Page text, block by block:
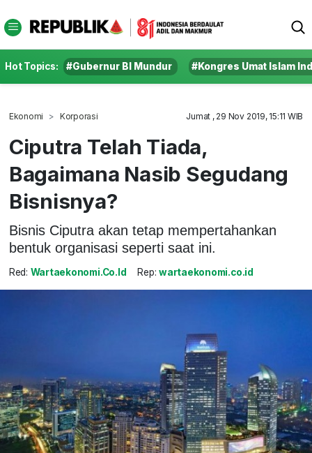
Hot Topics: #Gubernur BI Mundur #Kongres Umat Islam
Ekonomi Korporasi Jumat , 29 Nov 2019, 15:11 WIB
Ciputra Telah Tiada,
Bagaimana Nasib Segudang
Bisnisnya?
Bisnis Ciputra akan tetap mempertahankan
bentuk organisasi seperti saat ini.
Red: Wartaekonomi.co.id Rep: wartaekonomi.co.id